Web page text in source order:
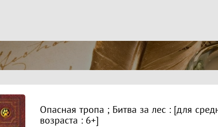
Опасная тропа ; Битва за лес : [для
возраста : 6+]